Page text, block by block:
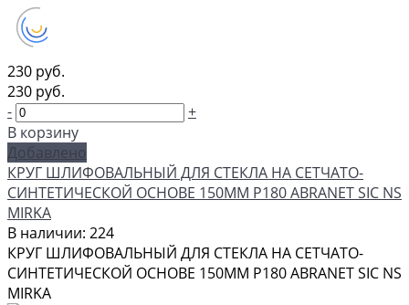
230 руб.
230 руб.
-
+
В корзину
Добавлено
КРУГ ШЛИФОВАЛЬНЫЙ ДЛЯ СТЕКЛА НА СЕТЧАТО-
СИНТЕТИЧЕСКОЙ ОСНОВЕ 150ММ Р180 ABRANET SIC NS
MIRKA
В наличии: 224
КРУГ ШЛИФОВАЛЬНЫЙ ДЛЯ СТЕКЛА НА СЕТЧАТО-
СИНТЕТИЧЕСКОЙ ОСНОВЕ 150ММ Р180 ABRANET SIC NS
MIRKA